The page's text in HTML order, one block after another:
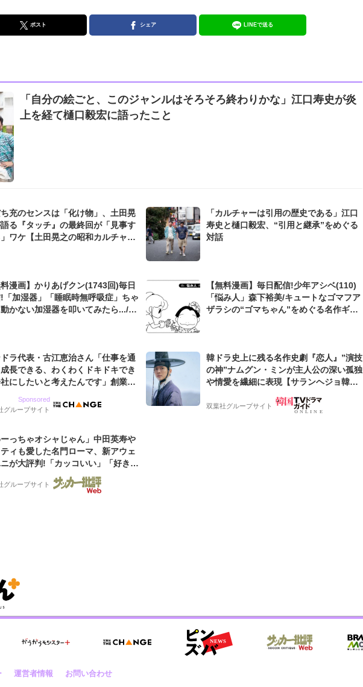
ポスト シェア LINEで送る
「自分の絵ごと、このジャンルはそろそろ終わりかな」江口寿史が炎
上を経て樋口毅宏に語ったこと
充のセンスは「化け物」、土田晃
る『タッチ』の最終回が「見事す
ワケ【土田晃之の昭和カルチャー
「カルチャーは引用の歴史である」江口
寿史と樋口毅宏、“引用と継承”をめぐる
対話
料漫画】かりあげクン(1743回)毎日
「加湿器」「睡眠時無呼吸症」ちゃ
かない加湿器を叩いてみたら.../植
【無料漫画】毎日配信!少年アシベ(110)
「悩み人」森下裕美/キュートなゴマフア
ザラシの“ゴマちゃん”をめぐる名作ギャ
ラ代表・古江恵治さん「仕事を通
成長できる、わくわくドキドキでき
にしたいと考えたんです」創業来
のアイデンティティ
Sponsored
グループサイト
韓ドラ史上に残る名作史劇『恋人』”演技
の神”ナムグン・ミンが主人公の深い孤独
や情愛を繊細に表現【サランヘジョ韓ド
双葉社グループサイト
ーっちゃオシャじゃん」中田英寿や
ティも愛した名門ローマ、新アウェ
が大評判!「カッコいい」「好きな
イン」「今年は2nd買おうかな」
グループサイト
運営者情報 お問い合わせ